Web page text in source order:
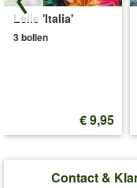
Lelie 'Italia'
3 bollen
€ 9,95
Contact &